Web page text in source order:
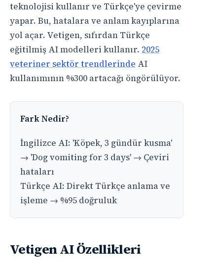
teknolojisi kullanır ve Türkçe'ye çevirme
yapar. Bu, hatalara ve anlam kayıplarına
yol açar. Vetigen, sıfırdan Türkçe
eğitilmiş AI modelleri kullanır. 2025
veteriner sektör trendlerinde AI
kullanımının %300 artacağı öngörülüyor.
Fark Nedir?
İngilizce AI: 'Köpek, 3 gündür kusma'
→ 'Dog vomiting for 3 days' → Çeviri
hataları
Türkçe AI: Direkt Türkçe anlama ve
işleme → %95 doğruluk
Vetigen AI Özellikleri